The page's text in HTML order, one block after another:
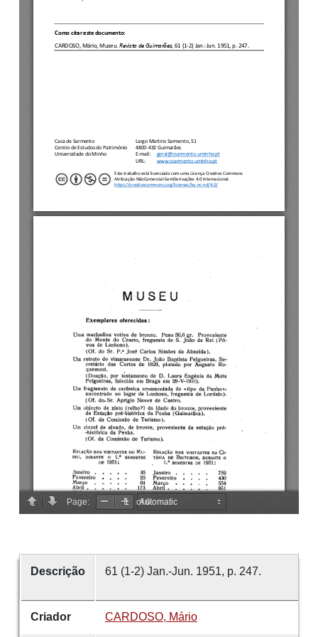
Descrição 61 (1-2) Jan.-Jun. 1951, p. 247.
Criador CARDOSO, Mário